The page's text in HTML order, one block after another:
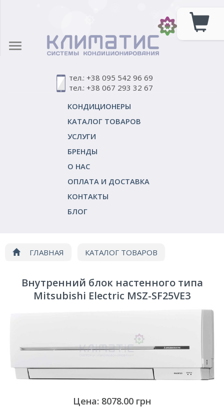
тел.: +38 095 542 96 69
тел.: +38 067 293 32 67
КОНДИЦИОНЕРЫ
КАТАЛОГ ТОВАРОВ
УСЛУГИ
БРЕНДЫ
О НАС
ОПЛАТА И ДОСТАВКА
КОНТАКТЫ
БЛОГ
ГЛАВНАЯ
КАТАЛОГ ТОВАРОВ
Внутренний блок Mitsubishi Electric MSZ-SF25VE3
Внутренний блок настенного типа
Mitsubishi Electric MSZ-SF25VE3
Цена: 8078.00 грн